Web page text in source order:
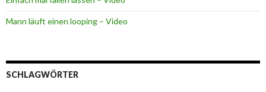
Mann läuft einen looping – Video
SCHLAGWÖRTER